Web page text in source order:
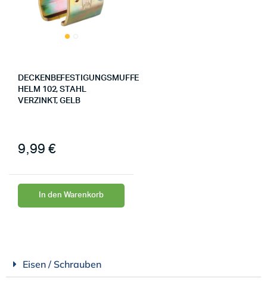
DECKENBEFESTIGUNGSMUFFE
HELM 102, STAHL
VERZINKT, GELB
9,99 €
In den Warenkorb
Eisen / Schrauben